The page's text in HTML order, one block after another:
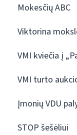
Mokesčių ABC
Viktorina
VMI kviečia į
VMI turto
Įmonių VDU
STOP šešėliui